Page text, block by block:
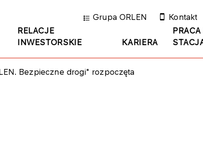
RELACJE
INWESTORSKIE
KARIERA
Grupa ORLEN Kontakt
Bezpieczne drogi" rozpoczęta